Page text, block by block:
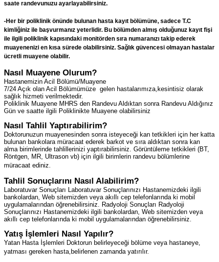
saate randevunuzu ayarlayabilirsiniz.
-Her bir poliklinik önünde bulunan hasta kayıt bölümüne, sadece T.C
kimliğiniz ile başvurmanız yeterlidir. Bu bölümden almış olduğunuz kayıt fişi
ile ilgili poliklinik kapısındaki monitörden sıra numaranızı takip ederek
muayenenizi en kısa sürede olabilirsiniz. Sağlık güvencesi olmayan hastalar
ücretli muayene olabilir.
Nasıl Muayene Olurum?
Hastanemizin Acil Bölümü/Muayene
7/24 Açık olan Acil Bölümümüze gelen hastalarımıza,kesintisiz olarak
sağlık hizmeti verilmektedir.
Poliklinik Muayene MHRS den Randevu Aldıktan sonra Randevu Aldığınız
Gün ve saatte ilgili Poliklinikte Muayene olabilirsiniz
Nasıl Tahlil Yaptırabilirim?
Doktorunuzun muayenesinden sonra isteyeceği kan tetkikleri için her katta
bulunan bankolara müracaat ederek barkot ve sıra aldıktan sonra kan
alma birimlerinde tahlillerinizi yaptırabilirsiniz. Görüntüleme tetkikleri (BT,
Röntgen, MR, Ultrason vb) için ilgili birimlerin randevu bölümlerine
müracaat ediniz.
Tahlil Sonuçlarını Nasıl Alabilirim?
Laboratuvar Sonuçları Laboratuvar Sonuçlarınızı Hastanemizdeki ilgili
bankolardan, Web sitemizden veya akıllı cep telefonlarında ki mobil
uygulamalarından öğrenebilirsiniz. Radyoloji Sonuçları Radyoloji
Sonuçlarınızı Hastanemizdeki ilgili bankolardan, Web sitemizden veya
akıllı cep telefonlarında ki mobil uygulamalarından öğrenebilirsiniz.
Yatış İşlemleri Nasıl Yapılır?
Yatan Hasta İşlemleri Doktorun belirleyeceği bölüme veya hastaneye,
yatması gereken hasta,belirlenen zamanda yatırılır.